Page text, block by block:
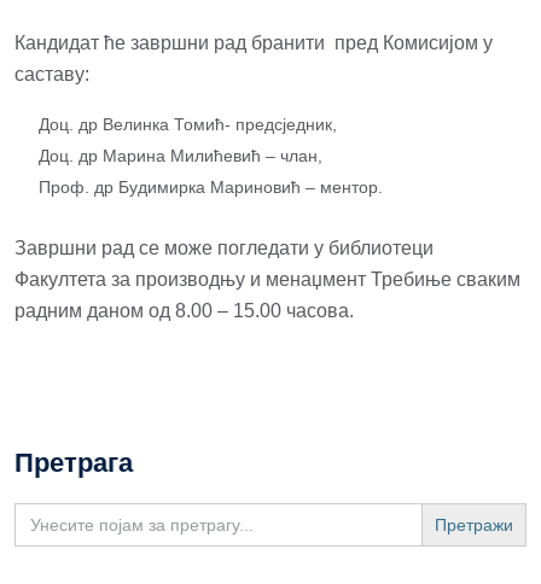
Кандидат ће завршни рад бранити пред Комисијом у
саставу:
Доц. др Велинка Томић- предсједник,
Доц. др Марина Милићевић – члан,
Проф. др Будимирка Мариновић – ментор.
Завршни рад се може погледати у библиотеци
Факултета за производњу и менаџмент Требиње сваким
радним даном од 8.00 – 15.00 часова.
Претрага
Search
for: